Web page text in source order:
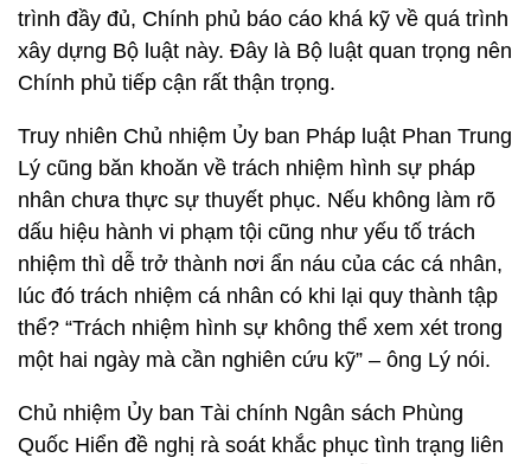
trình đầy đủ, Chính phủ báo cáo khá kỹ về quá trình
xây dựng Bộ luật này. Đây là Bộ luật quan trọng nên
Chính phủ tiếp cận rất thận trọng.
Truy nhiên Chủ nhiệm Ủy ban Pháp luật Phan Trung
Lý cũng băn khoăn về trách nhiệm hình sự pháp
nhân chưa thực sự thuyết phục. Nếu không làm rõ
dấu hiệu hành vi phạm tội cũng như yếu tố trách
nhiệm thì dễ trở thành nơi ẩn náu của các cá nhân,
lúc đó trách nhiệm cá nhân có khi lại quy thành tập
thể? “Trách nhiệm hình sự không thể xem xét trong
một hai ngày mà cần nghiên cứu kỹ” – ông Lý nói.
Chủ nhiệm Ủy ban Tài chính Ngân sách Phùng
Quốc Hiển đề nghị rà soát khắc phục tình trạng liên